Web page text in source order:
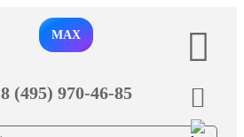
MAX
8 (495) 970-46-85